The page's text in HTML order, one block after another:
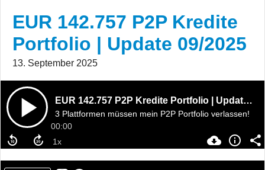
EUR 142.757 P2P Kredite
Portfolio | Update 09/2025
13. September 2025
EUR 142.757 P2P Kredite Portfolio | Update 09/2025
3 Plattformen müssen mein P2P Portfolio verlassen!
00:00